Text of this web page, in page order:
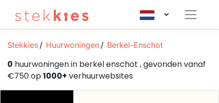
Stekkies Huurwoningen Berkel-Enschot
0 huurwoningen in berkel enschot , gevonden vanaf
€750 op1000+ verhuurwebsites